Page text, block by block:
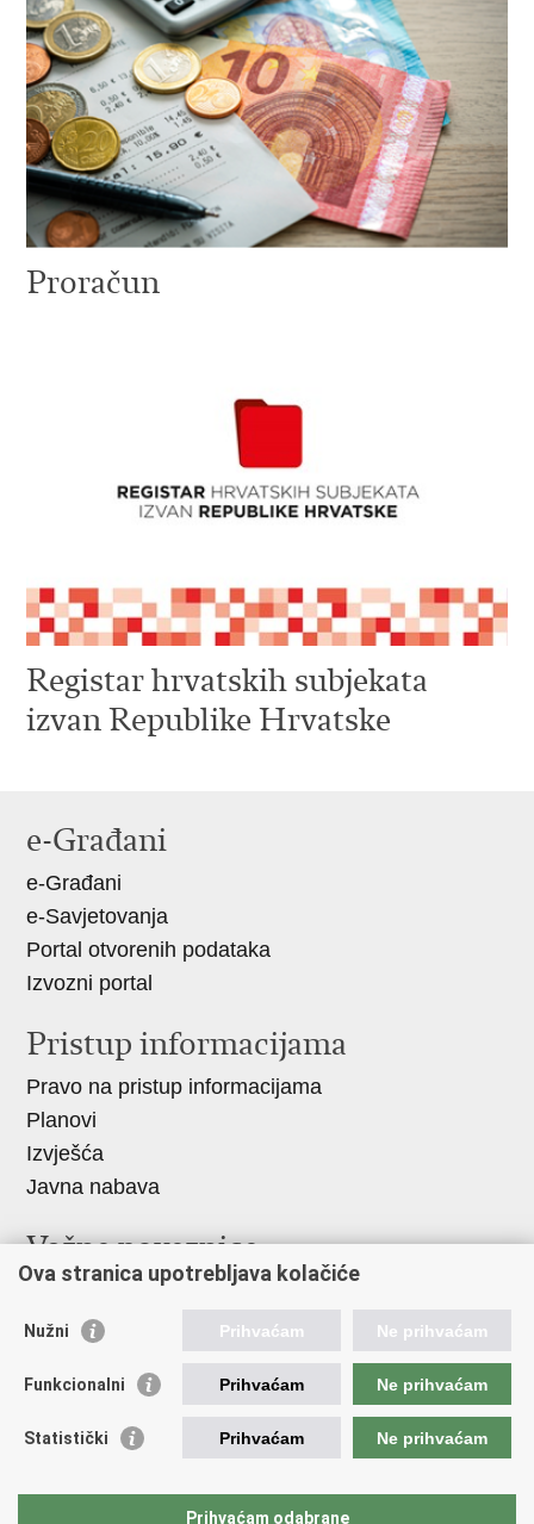
Proračun
Registar hrvatskih subjekata
izvan Republike Hrvatske
e-Građani
e-Građani
e-Savjetovanja
Portal otvorenih podataka
Izvozni portal
Pristup informacijama
Pravo na pristup informacijama
Planovi
Izvješća
Javna nabava
Važne poveznice
Hrvatski sabor
Ministarstvo vanjskih i europskih poslova
Ministarstvo demografije i useljeništva
Hrvatska matica iseljenika
HRT - Glas Hrvatske
Ova stranica upotrebljava kolačiće
Nužni Prihvaćam Ne prihvaćam
Funkcionalni Prihvaćam Ne prihvaćam
Statistički Prihvaćam Ne prihvaćam
Prihvaćam odabrane